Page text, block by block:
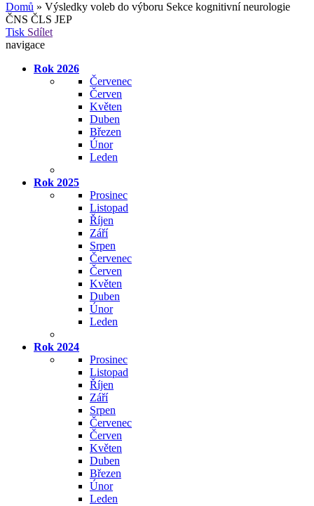
Domů » Výsledky voleb do výboru Sekce kognitivní neurologie
ČNS ČLS JEP
Tisk Sdílet
navigace
Rok 2026
Červenec
Červen
Květen
Duben
Březen
Únor
Leden
Rok 2025
Prosinec
Listopad
Říjen
Září
Srpen
Červenec
Červen
Květen
Duben
Únor
Leden
Rok 2024
Prosinec
Listopad
Říjen
Září
Srpen
Červenec
Červen
Květen
Duben
Březen
Únor
Leden